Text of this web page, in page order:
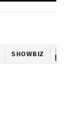
SHOWBIZ